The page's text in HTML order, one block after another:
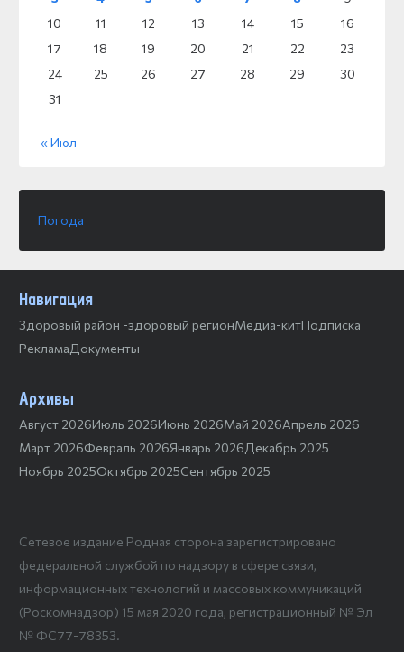
10
11 12 13 14 15
16
17
18 19 20 21 22
23
24
25 26 27 28 29
30
31
« Июл
Погода
Навигация
Здоровый район -здоровый регионМедиа-китПодписка
РекламаДокументы
Архивы
Август 2026Июль 2026Июнь 2026Май 2026Апрель 2026
Март 2026Февраль 2026Январь 2026Декабрь 2025
Ноябрь 2025Октябрь 2025Сентябрь 2025
Сетевое издание Родная сторона зарегистрировано
федеральной службой по надзору в сфере связи,
информационных технологий и массовых коммуникаций
(Роскомнадзор) 15 мая 2020 года, регистрационный № Эл
№ ФС77-78353.